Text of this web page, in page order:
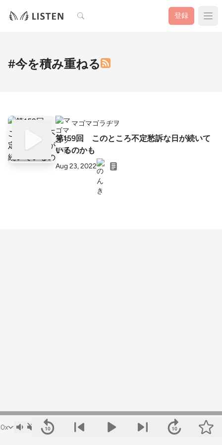
検索 登録
#今を積み重ねる
マゴマゴラヂヲ
第159回 このところ不定愁訴な日が続いて
いるのかも
Aug 23, 2022